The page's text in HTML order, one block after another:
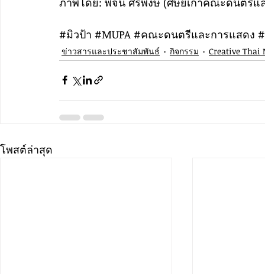
#มิวป้า #MUPA #คณะดนตรีและการแสดง
ข่าวสารและประชาสัมพันธ์ กิจกรรม Creative Thai
โพสต์ล่าสุด